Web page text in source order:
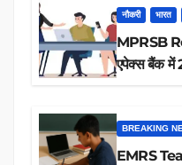
नौकरी भारत
MPRSB
एपेक्स बैंक में
BREAKING
EMRS